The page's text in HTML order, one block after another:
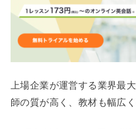
上場企業が運営する業界最
師の質が高く、教材も幅広